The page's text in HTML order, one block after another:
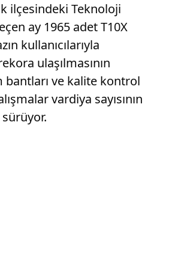
ilçesindeki Teknoloji
ay 1965 adet T10X
kullanıcılarıyla
ulaşılmasının
bantları ve kalite kontrol
vardiya sayısının
sürüyor.